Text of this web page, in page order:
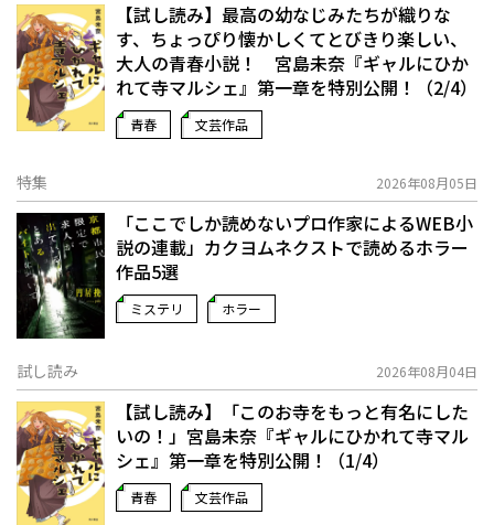
【試し読み】最高の幼なじみたちが織りな
す、ちょっぴり懐かしくてとびきり楽しい、
大人の青春小説！ 宮島未奈『ギャルにひか
れて寺マルシェ』第一章を特別公開！（2/4）
青春 文芸作品
特集 2026年08月05日
「ここでしか読めないプロ作家によるWEB小
説の連載」――カクヨムネクストで読めるホラー
作品5選
ミステリ ホラー
試し読み 2026年08月04日
【試し読み】「このお寺をもっと有名にした
いの！」宮島未奈『ギャルにひかれて寺マル
シェ』第一章を特別公開！（1/4）
青春 文芸作品